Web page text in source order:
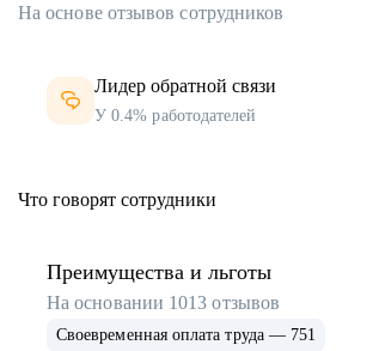
На основе отзывов сотрудников
Лидер обратной связи
У 0.4% работодателей
Что говорят сотрудники
Преимущества и льготы
На основании 1013 отзывов
Своевременная оплата труда — 751